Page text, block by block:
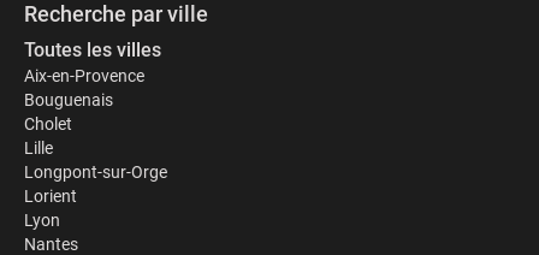
Recherche par ville
Toutes les villes
Aix-en-Provence
Bouguenais
Cholet
Lille
Longpont-sur-Orge
Lorient
Lyon
Nantes